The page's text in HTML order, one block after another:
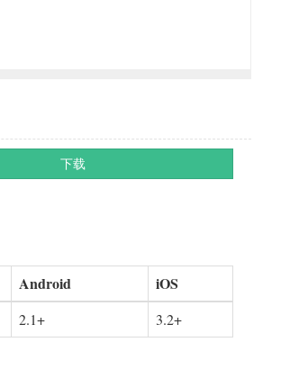
下载
Android iOS
2.1+ 3.2+